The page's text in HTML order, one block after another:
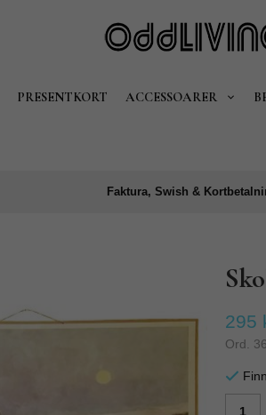
PRESENTKORT ACCESSOARER
Faktura, Swish &
295
Ord.